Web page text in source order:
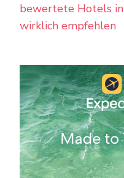
bewertete Hotels in
wirklich empfehlen